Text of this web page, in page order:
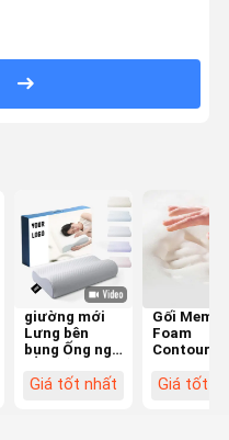
giường mới
Lưng bên
bụng Ống ngủ
cổ tử cung
Giá tốt nhất
Gối
Foam
Contoured
cùng cho
Giá tốt